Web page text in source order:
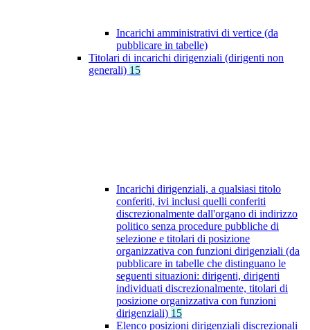
Incarichi amministrativi di vertice (da
pubblicare in tabelle)
Titolari di incarichi dirigenziali (dirigenti non
generali) 15
Incarichi dirigenziali, a qualsiasi titolo
conferiti, ivi inclusi quelli conferiti
discrezionalmente dall'organo di indirizzo
politico senza procedure pubbliche di
selezione e titolari di posizione
organizzativa con funzioni dirigenziali (da
pubblicare in tabelle che distinguano le
seguenti situazioni: dirigenti, dirigenti
individuati discrezionalmente, titolari di
posizione organizzativa con funzioni
dirigenziali) 15
Elenco posizioni dirigenziali discrezionali